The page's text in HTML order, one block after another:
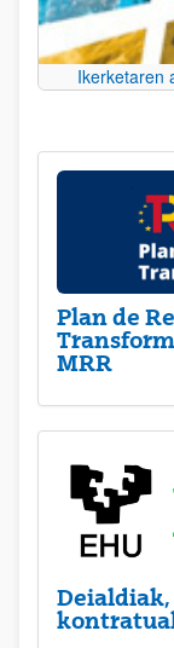
Ikerketaren
Plan de
MRR